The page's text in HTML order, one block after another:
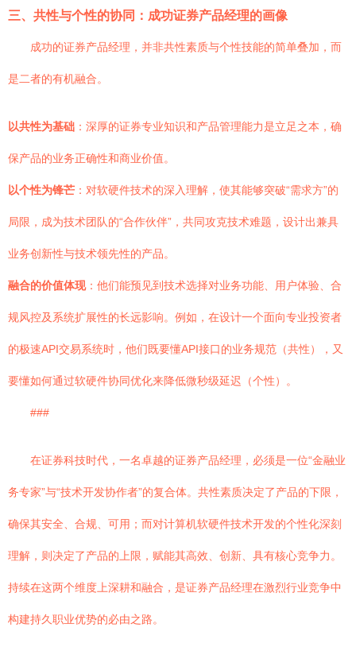
三、共性与个性的协同：成功证券产品经理的画像
成功的证券产品经理，并非共性素质与个性技能的简单叠加，而
是二者的有机融合。
以共性为基础 ：深厚的证券专业知识和产品管理能力是立足之本，确
保产品的业务正确性和商业价值。
以个性为锋芒 ：对软硬件技术的深入理解，使其能够突破“需求方”的
局限，成为技术团队的“合作伙伴”，共同攻克技术难题，设计出兼具
业务创新性与技术领先性的产品。
融合的价值体现：他们能预见到技术选择对业务功能、用户体验、合
规风控及系统扩展性的长远影响。例如，在设计一个面向专业投资者
的极速API交易系统时，他们既要懂API接口的业务规范（共性），又
要懂如何通过软硬件协同优化来降低微秒级延迟（个性）。
###
在证券科技时代，一名卓越的证券产品经理，必须是一位“金融业
务专家”与“技术开发协作者”的复合体。共性素质决定了产品的下限，
确保其安全、合规、可用；而对计算机软硬件技术开发的个性化深刻
理解，则决定了产品的上限，赋能其高效、创新、具有核心竞争力。
持续在这两个维度上深耕和融合，是证券产品经理在激烈行业竞争中
构建持久职业优势的必由之路。